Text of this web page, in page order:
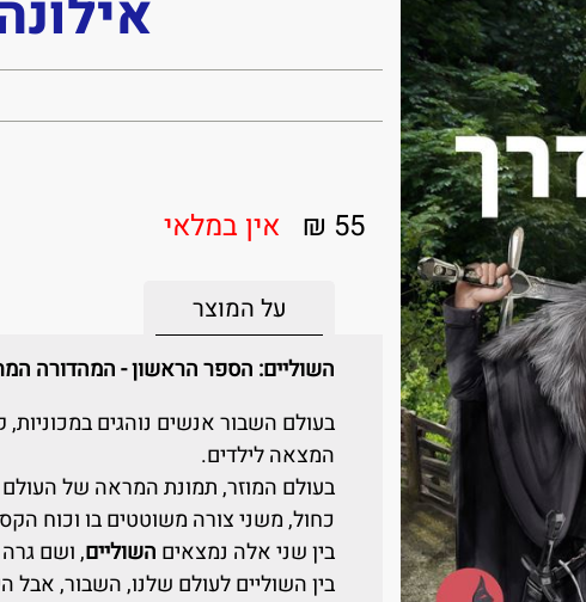
55 ₪ אין במלאי
על המוצר
השוליים: הספר הראשון - המהדורה
בעולם השבור אנשים נוהגים
המצאה לילדים.
בעולם המוזר, תמונת המראה של
כחול, משני צורה משוטטים בו וכוח
בין שני אלה נמצאים השוליים, ושם גרה
בין השוליים לעולם שלנו, השבור,